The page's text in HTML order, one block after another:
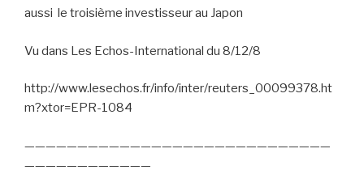
aussi le troisième investisseur au Japon
Vu dans Les Echos-International du 8/12/8
http://www.lesechos.fr/info/inter/reuters_00099378.ht
m?xtor=EPR-1084
—————————————————————————————
————————————